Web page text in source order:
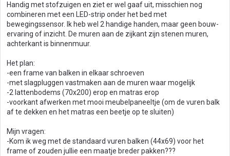
Handig met stofzuigen en ziet er wel gaaf uit, misschien nog
combineren met een LED-strip onder het bed met
bewegingssensor. Ik heb wel 2 handige handen, maar geen bouw-
ervaring of inzicht. De muren aan de zijkant zijn stenen muren,
achterkant is binnenmuur.
Het plan:
-een frame van balken in elkaar schroeven
-met slagpluggen vastmaken aan de muren waar mogelijk
-2 lattenbodems (70x200) erop en matras erop
-voorkant afwerken met mooi meubelpaneeltje (om de vuren balk
af te dekken en het matras een beetje op te sluiten)
Mijn vragen:
-Kom ik weg met de standaard vuren balken (44x69) voor het
frame of zouden jullie een maatje breder pakken???